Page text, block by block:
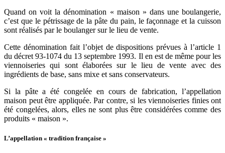
Quand on voit la dénomination « maison » dans une boulangerie,
c’est que le pétrissage de la pâte du pain, le façonnage et la cuisson
sont réalisés par le boulanger sur le lieu de vente.
Cette dénomination fait l’objet de dispositions prévues à l’article 1
du décret 93-1074 du 13 septembre 1993. Il en est de même pour les
viennoiseries qui sont élaborées sur le lieu de vente avec des
ingrédients de base, sans mixe et sans conservateurs.
Si la pâte a été congelée en cours de fabrication, l’appellation
maison peut être appliquée. Par contre, si les viennoiseries finies ont
été congelées, alors, elles ne sont plus être considérées comme des
produits « maison ».
L’appellation « tradition française »